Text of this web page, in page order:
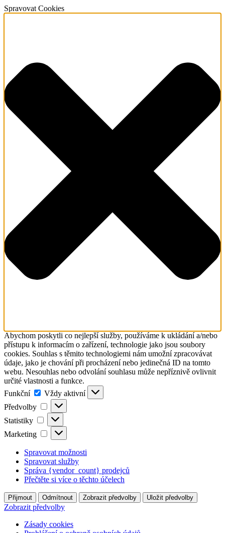
Spravovat Cookies
Abychom poskytli co nejlepší služby, používáme k ukládání a/nebo
přístupu k informacím o zařízení, technologie jako jsou soubory
cookies. Souhlas s těmito technologiemi nám umožní zpracovávat
údaje, jako je chování při procházení nebo jedinečná ID na tomto
webu. Nesouhlas nebo odvolání souhlasu může nepříznivě ovlivnit
určité vlastnosti a funkce.
Funkční
Funkční
Vždy aktivní
Předvolby
Předvolby
Statistiky Statistiky
Marketing Marketing
Spravovat možnosti
Spravovat služby
Správa {vendor_count} prodejců
Přečtěte si více o těchto účelech
Přijmout Odmítnout Zobrazit předvolby Uložit předvolby
Zobrazit předvolby
Zásady cookies